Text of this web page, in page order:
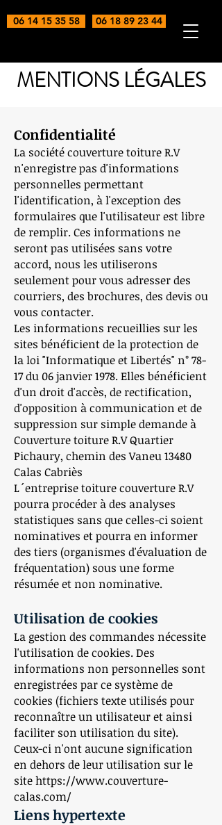
06 14 15 35 58 06 18 89 23 44
MENTIONS LÉGALES
Confidentialité
​La société couverture toiture R.V
n'enregistre pas d'informations
personnelles permettant
l'identification, à l'exception des
formulaires que l'utilisateur est libre
de remplir. Ces informations ne
seront pas utilisées sans votre
accord, nous les utiliserons
seulement pour vous adresser des
courriers, des brochures, des devis ou
vous contacter.
Les informations recueillies sur les
sites bénéficient de la protection de
la loi "Informatique et Libertés" n° 78-
17 du 06 janvier 1978. Elles bénéficient
d'un droit d'accès, de rectification,
d'opposition à communication et de
suppression sur simple demande à
Couverture toiture R.V Quartier
Pichaury, chemin des Vaneu 13480
Calas Cabriès
L´entreprise toiture couverture R.V
pourra procéder à des analyses
statistiques sans que celles-ci soient
nominatives et pourra en informer
des tiers (organismes d'évaluation de
fréquentation) sous une forme
résumée et non nominative.
Utilisation de cookies
La gestion des commandes nécessite
l'utilisation de cookies. Des
informations non personnelles sont
enregistrées par ce système de
cookies (fichiers texte utilisés pour
reconnaître un utilisateur et ainsi
faciliter son utilisation du site).
Ceux-ci n'ont aucune signification
en dehors de leur utilisation sur le
sitehttps://www.couverture-
calas.com/
Liens hypertexte